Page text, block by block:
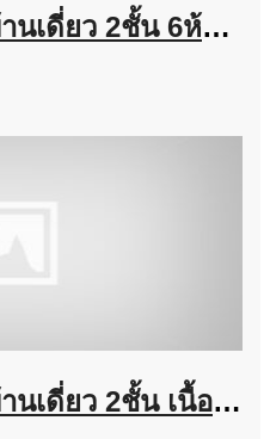
รหัสC7252 ให้เช่าบ้านเดี่ยว 2ชั้น 6ห้องนอน ถนนลาดพร้าวซอย 35 บ้านตกแต่งสวยพร้อมอยู่
รหัสC7253 ให้เช่าบ้านเดี่ยว 2ชั้น เนื้อที่ประมาณ 100 ตารางวา ย่านถนนนวมินทร์ บ้านตกแต่งพร้อมอยู่